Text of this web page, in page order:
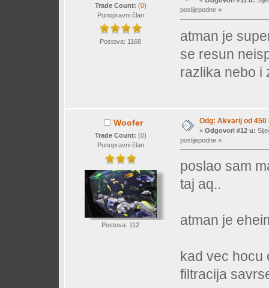
Trade Count: (0)
Punopravni član
Postova: 1168
poslijepodne »
atman je
se resun
razlika nebo i
Woofer
Trade Count: (0)
Punopravni član
Postova: 112
Odg: Akvarij od 450
« Odgovori #12 u:
poslijepodne »
poslao sam
taj aq..
atman je
kad vec hocu
filtracija